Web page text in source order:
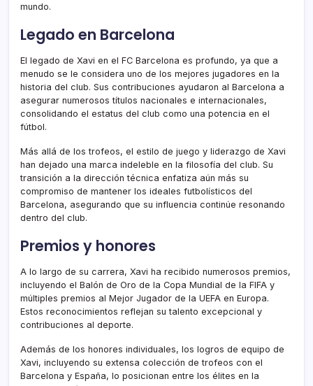
mundo.
Legado en Barcelona
El legado de Xavi en el FC Barcelona es profundo, ya que a
menudo se le considera uno de los mejores jugadores en la
historia del club. Sus contribuciones ayudaron al Barcelona a
asegurar numerosos títulos nacionales e internacionales,
consolidando el estatus del club como una potencia en el
fútbol.
Más allá de los trofeos, el estilo de juego y liderazgo de Xavi
han dejado una marca indeleble en la filosofía del club. Su
transición a la dirección técnica enfatiza aún más su
compromiso de mantener los ideales futbolísticos del
Barcelona, asegurando que su influencia continúe resonando
dentro del club.
Premios y honores
A lo largo de su carrera, Xavi ha recibido numerosos premios,
incluyendo el Balón de Oro de la Copa Mundial de la FIFA y
múltiples premios al Mejor Jugador de la UEFA en Europa.
Estos reconocimientos reflejan su talento excepcional y
contribuciones al deporte.
Además de los honores individuales, los logros de equipo de
Xavi, incluyendo su extensa colección de trofeos con el
Barcelona y España, lo posicionan entre los élites en la